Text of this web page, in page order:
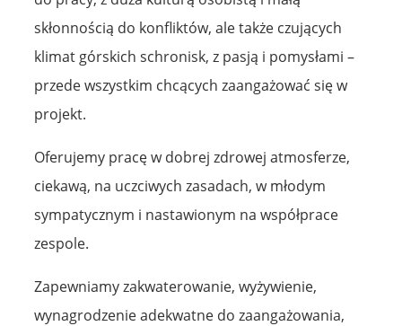
skłonnością do konfliktów, ale także czujących
klimat górskich schronisk, z pasją i pomysłami –
przede wszystkim chcących zaangażować się w
projekt.
Oferujemy pracę w dobrej zdrowej atmosferze,
ciekawą, na uczciwych zasadach, w młodym
sympatycznym i nastawionym na współprace
zespole.
Zapewniamy zakwaterowanie, wyżywienie,
wynagrodzenie adekwatne do zaangażowania,